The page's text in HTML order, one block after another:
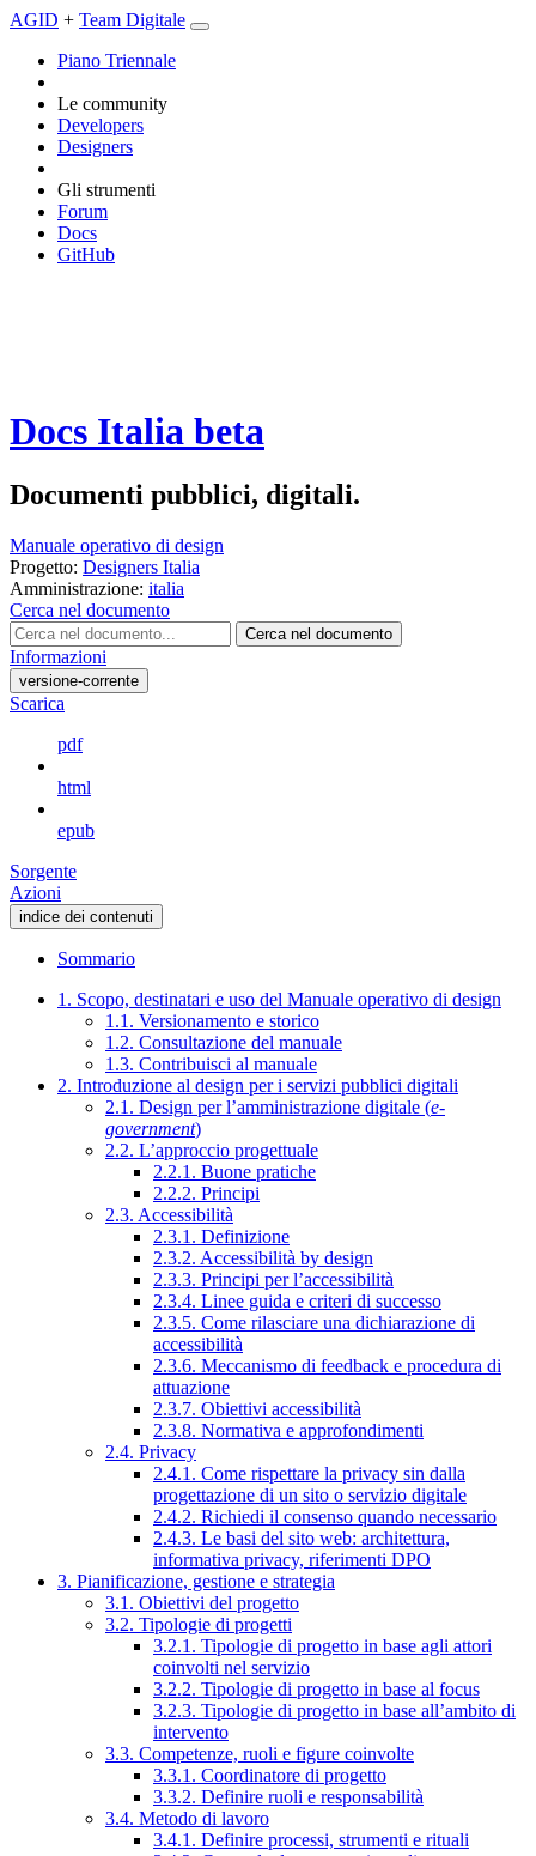
AGID + Team Digitale
Piano Triennale
Le community
Developers
Designers
Gli strumenti
Forum
Docs
GitHub
Docs Italia beta
Documenti pubblici, digitali.
Manuale operativo di design
Progetto: Designers Italia
Amministrazione: italia
Cerca nel documento
Cerca nel documento
Informazioni
versione-corrente
Scarica
pdf
html
epub
Sorgente
Azioni
indice dei contenuti
Sommario
1. Scopo, destinatari e uso del Manuale operativo di design
1.1. Versionamento e storico
1.2. Consultazione del manuale
1.3. Contribuisci al manuale
2. Introduzione al design per i servizi pubblici digitali
2.1. Design per l’amministrazione digitale (e-
government)
2.2. L’approccio progettuale
2.2.1. Buone pratiche
2.2.2. Principi
2.3. Accessibilità
2.3.1. Definizione
2.3.2. Accessibilità by design
2.3.3. Principi per l’accessibilità
2.3.4. Linee guida e criteri di successo
2.3.5. Come rilasciare una dichiarazione di
accessibilità
2.3.6. Meccanismo di feedback e procedura di
attuazione
2.3.7. Obiettivi accessibilità
2.3.8. Normativa e approfondimenti
2.4. Privacy
2.4.1. Come rispettare la privacy sin dalla
progettazione di un sito o servizio digitale
2.4.2. Richiedi il consenso quando necessario
2.4.3. Le basi del sito web: architettura,
informativa privacy, riferimenti DPO
3. Pianificazione, gestione e strategia
3.1. Obiettivi del progetto
3.2. Tipologie di progetti
3.2.1. Tipologie di progetto in base agli attori
coinvolti nel servizio
3.2.2. Tipologie di progetto in base al focus
3.2.3. Tipologie di progetto in base all’ambito di
intervento
3.3. Competenze, ruoli e figure coinvolte
3.3.1. Coordinatore di progetto
3.3.2. Definire ruoli e responsabilità
3.4. Metodo di lavoro
3.4.1. Definire processi, strumenti e rituali